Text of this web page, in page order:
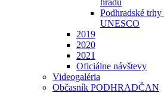
Podhradské
UNESCO
2019
2020
2021
Oficiálne návštevy
Videogaléria
Občasník PODHRADČAN